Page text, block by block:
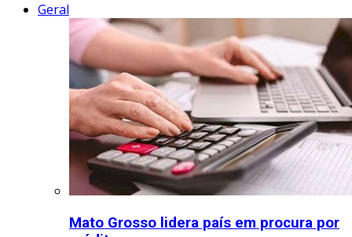
Geral
Mato Grosso lidera país em procura por